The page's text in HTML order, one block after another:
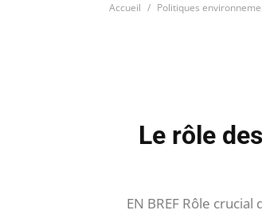
Accueil Politiques
Le rôle
EN BREF Rôle